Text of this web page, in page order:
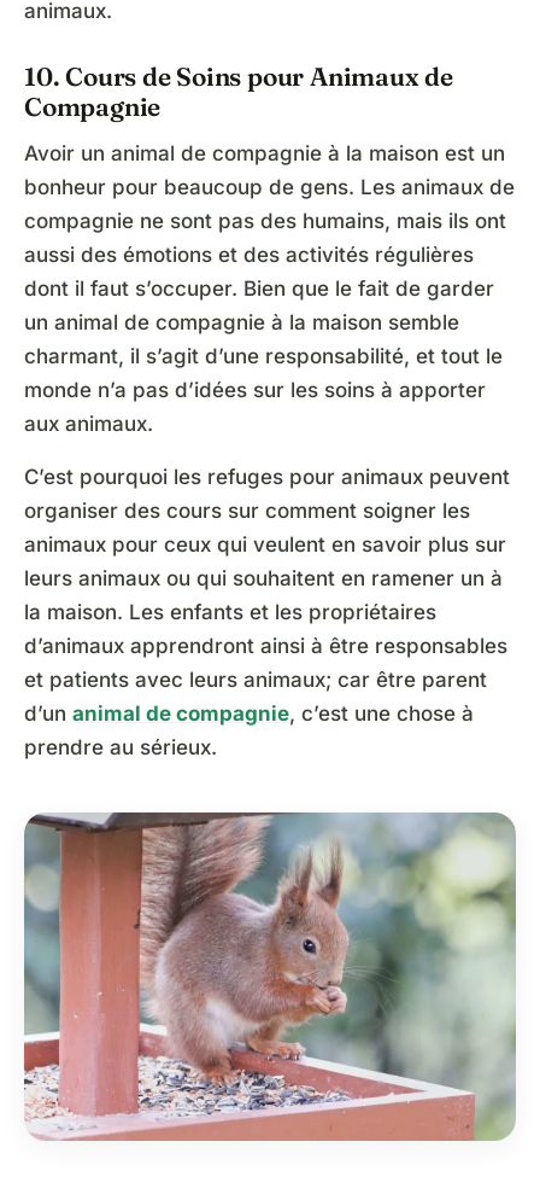
animaux.
10. Cours de Soins pour Animaux de
Compagnie
Avoir un animal de compagnie à la maison est un
bonheur pour beaucoup de gens. Les animaux de
compagnie ne sont pas des humains, mais ils ont
aussi des émotions et des activités régulières
dont il faut s’occuper. Bien que le fait de garder
un animal de compagnie à la maison semble
charmant, il s’agit d’une responsabilité, et tout le
monde n’a pas d’idées sur les soins à apporter
aux animaux.
C’est pourquoi les refuges pour animaux peuvent
organiser des cours sur comment soigner les
animaux pour ceux qui veulent en savoir plus sur
leurs animaux ou qui souhaitent en ramener un à
la maison. Les enfants et les propriétaires
d’animaux apprendront ainsi à être responsables
et patients avec leurs animaux; car être parent
d’un animal de compagnie, c’est une chose à
prendre au sérieux.